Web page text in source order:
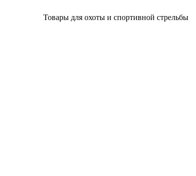
Товары для охоты и спортивной стрельбы